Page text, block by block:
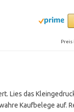
Preis
Lies das
Kaufbelege auf.